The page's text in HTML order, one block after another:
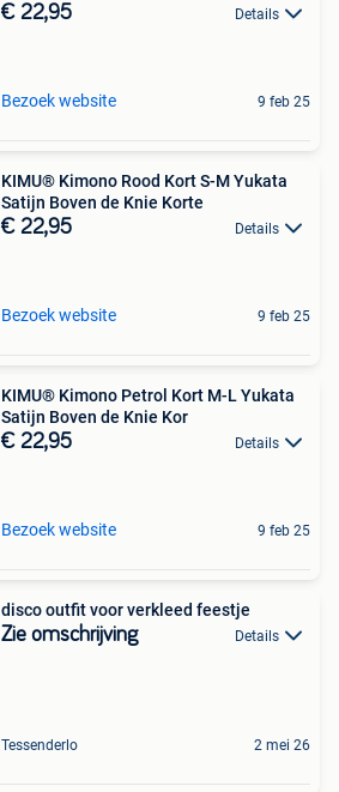
€ 22,95 Details
Bezoek website 9 feb 25
KIMU® Kimono Rood Kort S-M Yukata
Satijn Boven de Knie Korte
€ 22,95 Details
Bezoek website 9 feb 25
KIMU® Kimono Petrol Kort M-L Yukata
Satijn Boven de Knie Kor
€ 22,95 Details
Bezoek website 9 feb 25
disco outfit voor verkleed feestje
Zie omschrijving Details
Tessenderlo 2 mei 26